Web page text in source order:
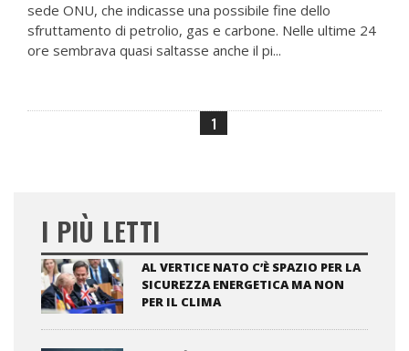
sede ONU, che indicasse una possibile fine dello
sfruttamento di petrolio, gas e carbone. Nelle ultime 24
ore sembrava quasi saltasse anche il pi...
1
I PIÙ LETTI
AL VERTICE NATO C’È SPAZIO PER LA
SICUREZZA ENERGETICA MA NON
PER IL CLIMA